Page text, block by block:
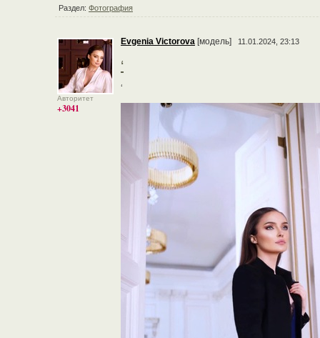
Раздел: Фотография
Авторитет
+3041
Evgenia Victorova [модель] 11.01.2024, 23:13
‘
‘